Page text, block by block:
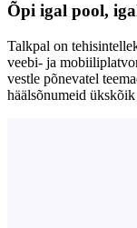
Õpi igal pool,
Talkpal on
veebi- ja
vestle põnevatel
häälsõnumeid